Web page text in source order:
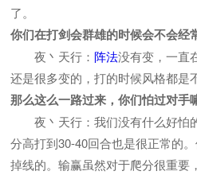
了。
你们在打剑会群雄的时候会不会经
夜丶天行： 阵法没有变，一直
还是很多变的，打的时候风格都是
那么这么一路过来，你们怕过对手
夜丶天行：我们没有什么好怕
分高打到30-40回合也是很正常的
掉线的。输赢虽然对于爬分很重要